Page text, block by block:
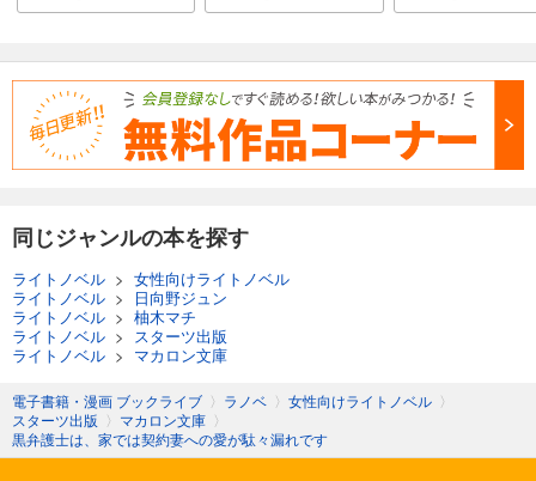
同じジャンルの本を探す
ライトノベル > 女性向けライトノベル
ライトノベル >
日向野ジュン
ライトノベル > 柚木マチ
ライトノベル >
スターツ出版
ライトノベル > マカロン文庫
電子書籍・漫画 ブックライブ 〉 ラノベ 〉 女性向けライトノベル 〉
スターツ出版 〉 マカロン文庫 〉
黒弁護士は、家では契約妻への愛が駄々漏れです